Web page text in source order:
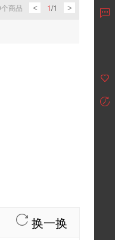
个商品 < 1/1 >
换一换